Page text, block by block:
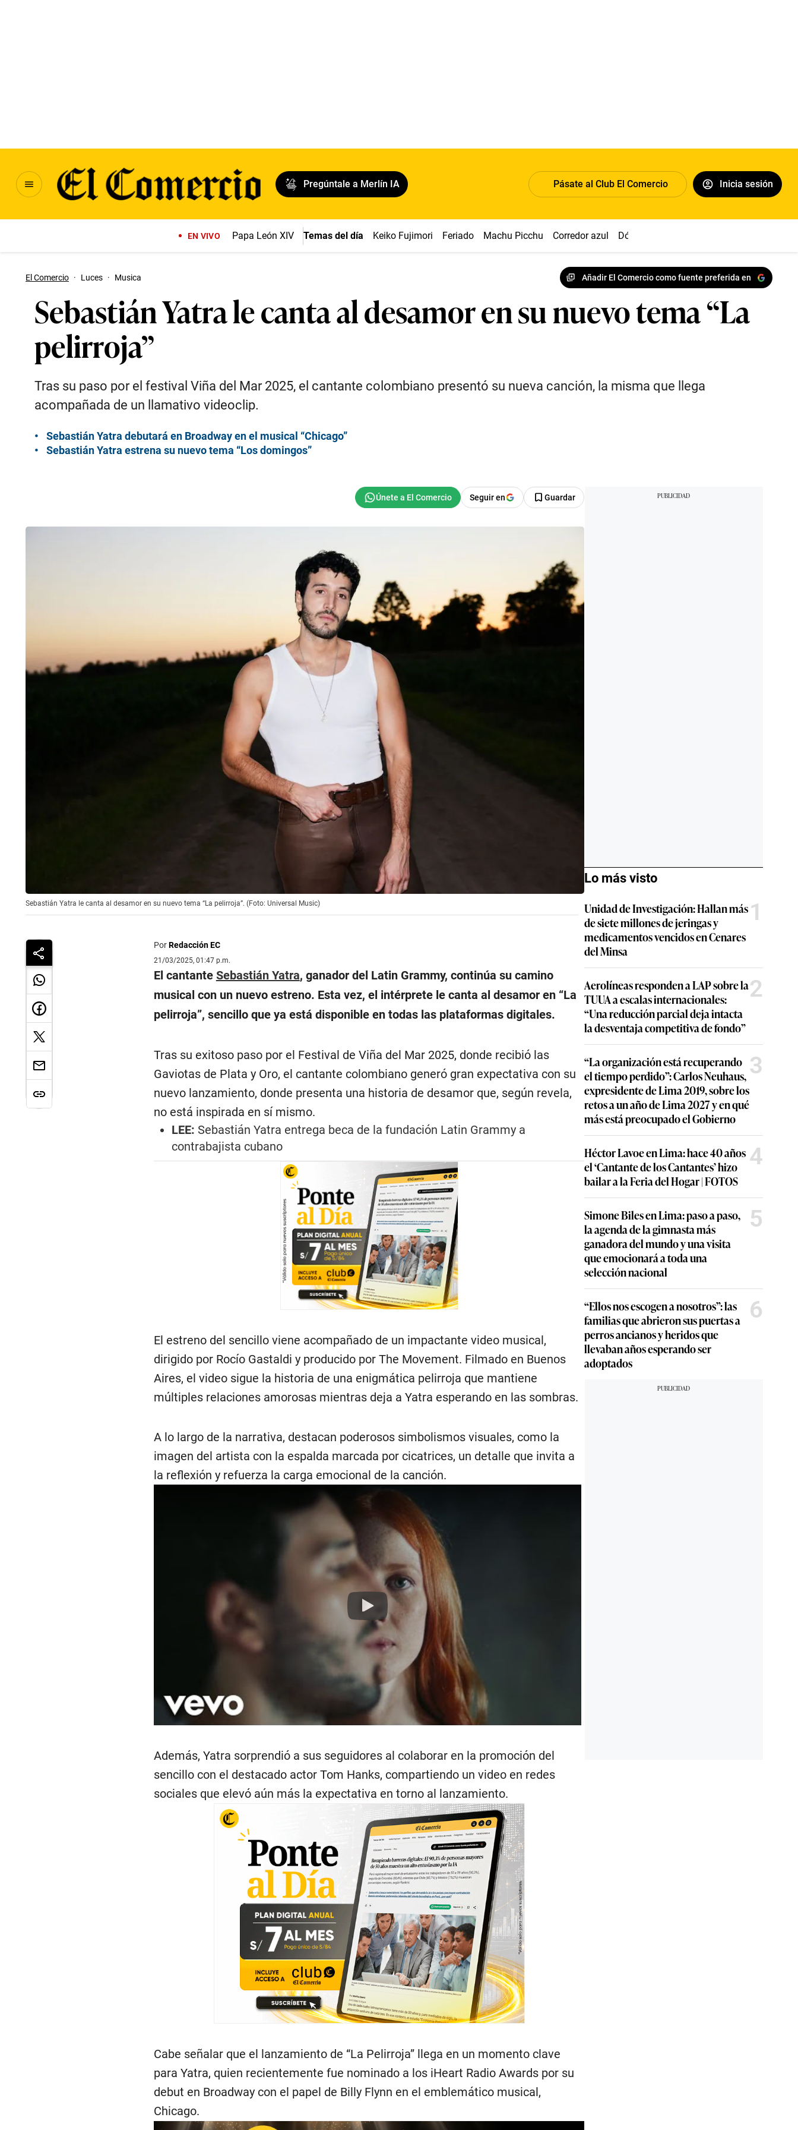
Pregúntale a Merlín IA Pásate al Club El Comercio Inicia sesión
EN VIVO Papa León XIV Temas del día Keiko Fujimori Feriado Machu Picchu Corredor azul Dólar
El Comercio · Luces · Musica Añadir El Comercio como fuente preferida en
Sebastián Yatra le canta al desamor en su nuevo tema “La
pelirroja”
Tras su paso por el festival Viña del Mar 2025, el cantante colombiano presentó su nueva canción, la misma que llega
acompañada de un llamativo videoclip.
Sebastián Yatra debutará en Broadway en el musical “Chicago”
Sebastián Yatra estrena su nuevo tema “Los domingos”
Seguir en Guardar
Sebastián Yatra le canta al desamor en su nuevo tema “La pelirroja”. (Foto: Universal Music)
PorRedacción EC
21/03/2025, 01:47 p.m.
El cantante Sebastián Yatra, ganador del Latin Grammy, continúa su camino
musical con un nuevo estreno. Esta vez, el intérprete le canta al desamor en “La
pelirroja”, sencillo que ya está disponible en todas las plataformas digitales.
Tras su exitoso paso por el Festival de Viña del Mar 2025, donde recibió las
Gaviotas de Plata y Oro, el cantante colombiano generó gran expectativa con su
nuevo lanzamiento, donde presenta una historia de desamor que, según revela,
no está inspirada en sí mismo.
LEE: Sebastián Yatra entrega beca de la fundación Latin Grammy a
contrabajista cubano
El estreno del sencillo viene acompañado de un impactante video musical,
dirigido por Rocío Gastaldi y producido por The Movement. Filmado en Buenos
Aires, el video sigue la historia de una enigmática pelirroja que mantiene
múltiples relaciones amorosas mientras deja a Yatra esperando en las sombras.
A lo largo de la narrativa, destacan poderosos simbolismos visuales, como la
imagen del artista con la espalda marcada por cicatrices, un detalle que invita a
la reflexión y refuerza la carga emocional de la canción.
Play
Además, Yatra sorprendió a sus seguidores al colaborar en la promoción del
sencillo con el destacado actor Tom Hanks, compartiendo un video en redes
sociales que elevó aún más la expectativa en torno al lanzamiento.
Cabe señalar que el lanzamiento de “La Pelirroja” llega en un momento clave
para Yatra, quien recientemente fue nominado a los iHeart Radio Awards por su
debut en Broadway con el papel de Billy Flynn en el emblemático musical,
Chicago.
Lo más visto
Unidad de Investigación: Hallan más
de siete millones de jeringas y
medicamentos vencidos en Cenares
del Minsa
1
Aerolíneas responden a LAP sobre la
TUUA a escalas internacionales:
“Una reducción parcial deja intacta
la desventaja competitiva de fondo”
2
“La organización está recuperando
el tiempo perdido”: Carlos Neuhaus,
expresidente de Lima 2019, sobre los
retos a un año de Lima 2027 y en qué
más está preocupado el Gobierno
3
Héctor Lavoe en Lima: hace 40 años
el ‘Cantante de los Cantantes’ hizo
bailar a la Feria del Hogar | FOTOS
4
Simone Biles en Lima: paso a paso,
la agenda de la gimnasta más
ganadora del mundo y una visita
que emocionará a toda una
selección nacional
5
“Ellos nos escogen a nosotros”: las
familias que abrieron sus puertas a
perros ancianos y heridos que
llevaban años esperando ser
adoptados
6